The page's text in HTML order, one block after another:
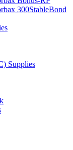
300StableBond
Supplies